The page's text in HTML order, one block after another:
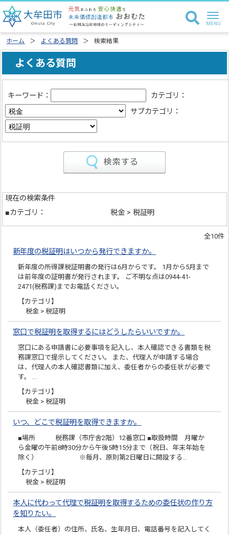
ホーム よくある質問 検索結果
よくある質問
キーワード：
カテゴリ：
サブカテゴリ：
現在の検索条件
■カテゴリ：
税金 > 税証明
全10件
新年度の税証明はいつから発行できますか。
新年度の所得課税証明書の発行は6月からです。 1月から5月まで
は前年度の証明書が発行されます。 ご不明な点は0944-41-
2471(税務課)までお電話ください。
【カテゴリ】
税金 > 税証明
窓口で税証明を取得するにはどうしたらいいですか。
窓口にある申請書に必要事項を記入し、本人確認できる書類を税
務課窓口で提示してください。 また、代理人が申請する場合
は、代理人の本人確認書類に加え、委任者からの委任状が必要で
す。 …
【カテゴリ】
税金 > 税証明
いつ、どこで税証明を取得できますか。
■場所 税務課（市庁舎2階）12番窓口 ■取扱時間 月曜か
ら金曜の午前8時30分から午後5時15分まで（祝日、年末年始を
除く） ※毎月、原則第2日曜日に開設する…
【カテゴリ】
税金 > 税証明
本人に代わって代理で税証明を取得するための委任状の作り方
を知りたい。
本人（委任者）の住所、氏名、生年月日、電話番号を記入してく